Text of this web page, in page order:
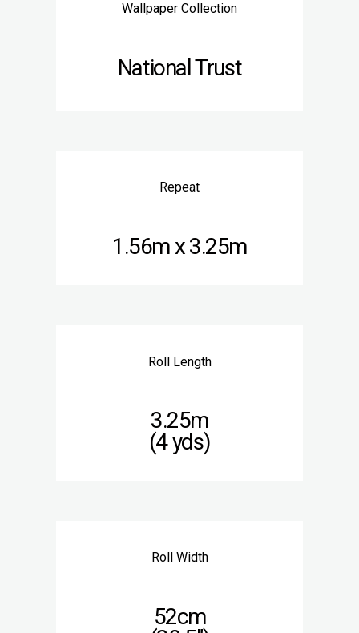
Wallpaper Collection
National Trust
Repeat
1.56m x 3.25m
Roll Length
3.25m
(4 yds)
Roll Width
52cm